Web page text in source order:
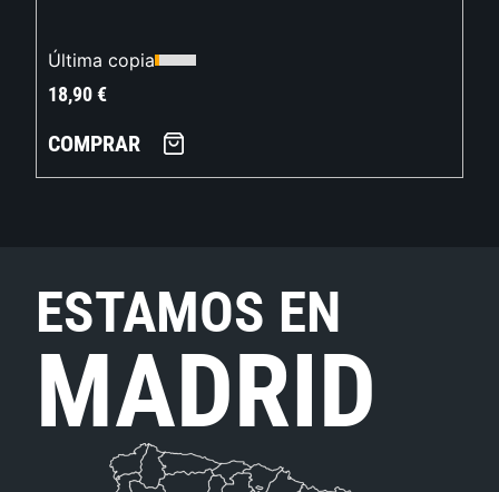
Última copia
18,90€
COMPRAR
ESTAMOS EN
MADRID